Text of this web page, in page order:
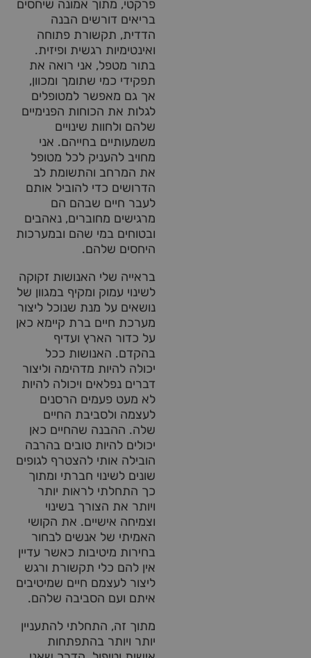
פרקטי, מתוך אמונה שיחסים
בריאים דורשים הבנה
הדדית, תקשורת פתוחה
ואינטימיות רגשית ופיזית.
בתור מטפל, אני רואה את
תפקידי כמי שתומך ומכוון,
אך גם מאפשר למטופלים
לגלות את הכוחות הפנימיים
שלהם ולחוות שינויים
משמעותיים בחייהם. אני
מחויב להעניק לכל מטופל
את המרחב והתשומת לב
הדרושים כדי להוביל אותם
לעבר חיים שבהם הם
מרגישים מחוברים, נאהבים
ובטוחים במי שהם ובמערכות
היחסים שלהם.
בראייה שלי האנושות זקוקה
לשינוי עמוק ומקיף במגוון של
נושאים על מנת שנוכל ליצור
מערכת חיים ברת קיימא כאן
על כדור הארץ ועדיף
בהקדם. האנושות ככל
יכולה להיות מדהימה וליצור
דברים נפלאים ויכולה להיות
לא מעט פעמים הרסנים
לעצמה ולסביבת החיים
שלה. ההבנה שהחיים כאן
יכולים להיות טובים בהרבה
הובילה אותי להצטרף לגופים
שונים לשינוי חברתי ומתוך
כך התחלתי לראות יותר
ויותר את הצורך בשינוי
וצמיחה אישיים. את הקושי
האמיתי של אנשים לבחור
בחירות מיטיבות כאשר עדיין
אין להם כלי תקשורת ורגש
ליצור לעצמם חיים שמיטיבים
איתם ועם הסביבה שלהם.
מתוך זה, התחלתי להתעניין
יותר ויותר בהתפתחות